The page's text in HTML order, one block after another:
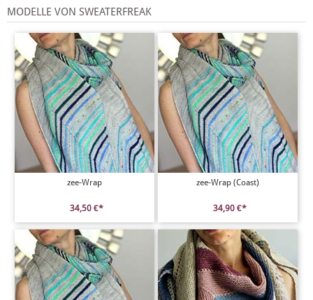
MODELLE VON SWEATERFREAK
zee-Wrap
34,50 €*
zee-Wrap (Coast)
34,90 €*